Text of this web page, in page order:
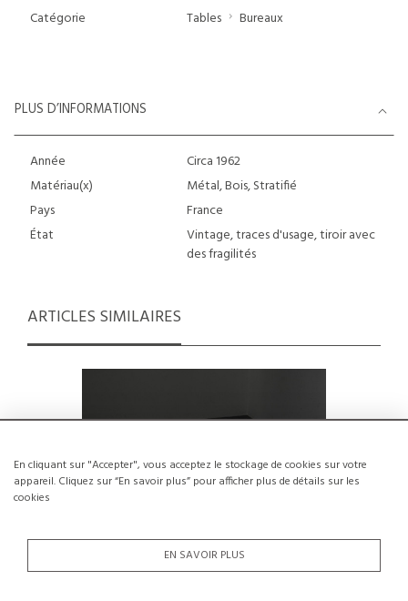
En cliquant sur "Accepter", vous acceptez le stockage de cookies sur votre
appareil. Cliquez sur “En savoir plus” pour afficher plus de détails sur les
cookies
EN SAVOIR PLUS
Catégorie
Tables Bureaux
PLUS D’INFORMATIONS
Année
Circa 1962
Matériau(x)
Métal, Bois, Stratifié
Pays
France
État
Vintage, traces d'usage, tiroir avec
des fragilités
ARTICLES SIMILAIRES